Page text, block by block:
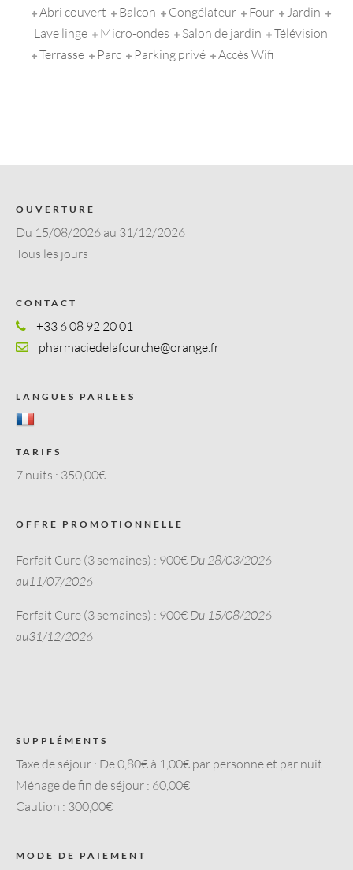
Abri couvert Balcon Congélateur Four
Jardin
Lave linge
Micro-ondes Salon de jardin
Télévision
Terrasse
Parc Parking privé Accès Wifi
OUVERTURE
Du 15/08/2026 au 31/12/2026
Tous les jours
CONTACT
+33 6 08 92 20 01
pharmaciedelafourche@orange.fr
LANGUES PARLEES
TARIFS
7 nuits : 350,00€
OFFRE PROMOTIONNELLE
Forfait Cure (3 semaines) : 900€ Du 28/03/2026
au11/07/2026
Forfait Cure (3 semaines) : 900€ Du 15/08/2026
au31/12/2026
SUPPLÉMENTS
Taxe de séjour : De 0,80€ à 1,00€ par personne et par nuit
Ménage de fin de séjour : 60,00€
Caution : 300,00€
MODE DE PAIEMENT